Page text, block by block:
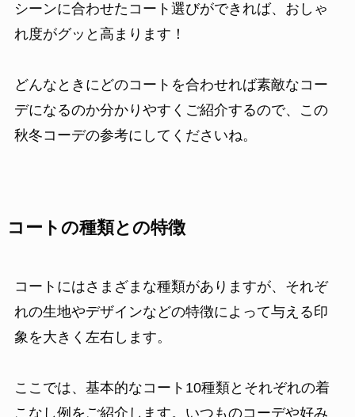
シーンに合わせたコート選びができれば、おしゃ
れ度がグッと高まります！
どんなときにどのコートを合わせれば素敵なコー
デになるのか分かりやすくご紹介するので、この
秋冬コーデの参考にしてくださいね。
コートの種類との特徴
コートにはさまざまな種類がありますが、それぞ
れの生地やデザインなどの特徴によって与える印
象を大きく左右します。
ここでは、基本的なコート10種類とそれぞれの着
こなし例をご紹介します。いつものコーデや好み